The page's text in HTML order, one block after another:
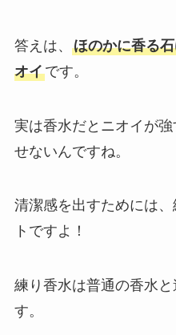
答えは、 ほのかに香る
オイです。
実は香水だとニオイが
せないんですね。
清潔感を出すためには
トですよ！
練り香水は普通の香水
す。